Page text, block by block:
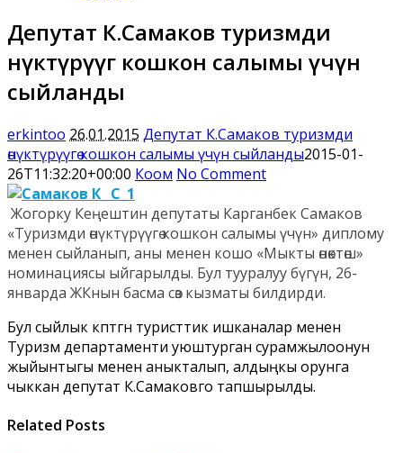
Депутат К.Самаков туризмди
өнүктүрүүгө кошкон салымы үчүн
сыйланды
erkintoo 26.01.2015 Депутат К.Самаков туризмди
өнүктүрүүгө кошкон салымы үчүн сыйланды2015-01-
26T11:32:20+00:00 Коом No Comment
Жогорку Кеңештин депутаты Карганбек Самаков
«Туризмди өнүктүрүүгө кошкон салымы үчүн» диплому
менен сыйланып, аны менен кошо «Мыкты өнөктөш»
номинациясы ыйгарылды. Бул тууралуу бүгүн, 26-
январда ЖКнын басма сөз кызматы билдирди.
Бул сыйлык көптөгөн туристтик ишканалар менен
Туризм департаменти уюштурган сурамжылоонун
жыйынтыгы менен аныкталып, алдыңкы орунга
чыккан депутат К.Самаковго тапшырылды.
Related Posts